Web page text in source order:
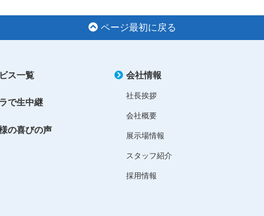
ページ最初に戻る
ス一覧
で生中継
の喜びの声
会社情報
社長挨拶
会社概要
展示場情報
スタッフ紹介
採用情報